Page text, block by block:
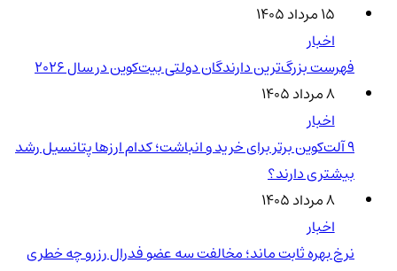
۱۵ مرداد ۱۴۰۵
اخبار
فهرست بزرگ‌ترین دارندگان دولتی بیت‌کوین در سال 2026
۸ مرداد ۱۴۰۵
اخبار
۹ آلت‌کوین برتر برای خرید و انباشت؛ کدام ارزها پتانسیل رشد
بیشتری دارند؟
۸ مرداد ۱۴۰۵
اخبار
نرخ بهره ثابت ماند؛ مخالفت سه عضو فدرال رزرو چه خطری